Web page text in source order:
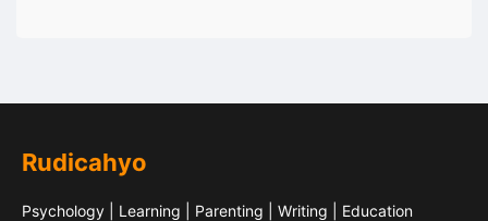
Rudicahyo
Psychology | Learning | Parenting | Writing | Education